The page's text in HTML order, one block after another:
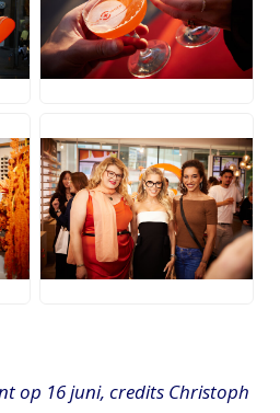
JPG
JPG
op 16 juni, credits Christoph